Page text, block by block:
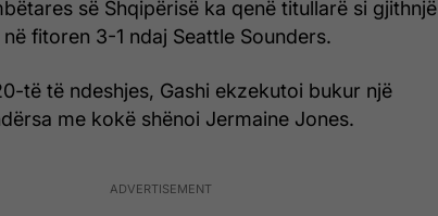
së Shqipërisë ka qenë titullarë si gjithnjë
fitoren 3-1 ndaj Seattle Sounders.
të të ndeshjes, Gashi ekzekutoi bukur një
me kokë shënoi Jermaine Jones.